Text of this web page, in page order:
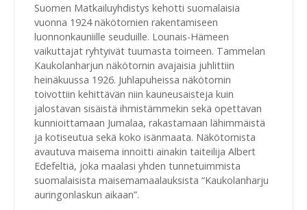
Suomen Matkailuyhdistys kehotti suomalaisia
vuonna 1924 näkötornien rakentamiseen
luonnonkauniille seuduille. Lounais-Hämeen
vaikuttajat ryhtyivät tuumasta toimeen. Tammelan
Kaukolanharjun näkötornin avajaisia juhlittiin
heinäkuussa 1926. Juhlapuheissa näkötornin
toivottiin kehittävän niin kauneusaisteja kuin
jalostavan sisäistä ihmistämmekin sekä opettavan
kunnioittamaan Jumalaa, rakastamaan lähimmäistä
ja kotiseutua sekä koko isänmaata. Näkötornista
avautuva maisema innoitti ainakin taiteilija Albert
Edefeltiä, joka maalasi yhden tunnetuimmista
suomalaisista maisemamaalauksista “Kaukolanharju
auringonlaskun aikaan”.